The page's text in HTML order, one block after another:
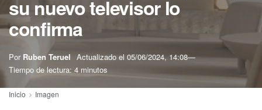
su nuevo televisor lo
confirma
Por Ruben Teruel Actualizado el 05/06/2024, 14:08
Tiempo de lectura: 4 minutos
Inicio Imagen